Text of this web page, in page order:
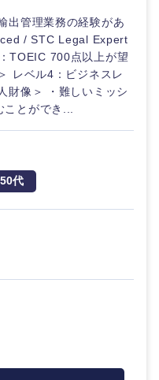
出管理業務の経験があ
/ STC Legal Expert
TOEIC 700点以上が望
レベル4：ビジネスレ
財像＞ ・難しいミッシ
とができ...
50代